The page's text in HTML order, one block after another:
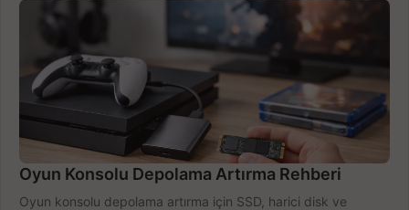
Oyun Konsolu Depolama Artırma Rehberi
Oyun konsolu depolama artırma için SSD, harici disk ve